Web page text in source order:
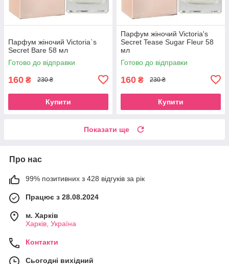
Парфум жіночий Victoria`s
Secret Bare 58 мл
Готово до відправки
160 ₴ 230 ₴
Купити
Парфум жіночий Victoria's
Secret Tease Sugar Fleur 58
мл
Готово до відправки
160 ₴ 230 ₴
Купити
Показати ще
Про нас
99% позитивних з 428 відгуків за рік
Працює з 28.08.2024
м. Харків
Харків, Україна
Контакти
Сьогодні вихідний